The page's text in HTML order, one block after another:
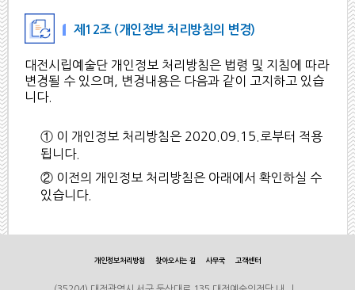
제12조 (개인정보 처리방침의 변경)
대전시립예술단 개인정보 처리방침은 법령 및 지침에 따라
변경될 수 있으며, 변경내용은 다음과 같이 고지하고 있습
니다.
① 이 개인정보 처리방침은 2020.09.15.로부터 적용
됩니다.
② 이전의 개인정보 처리방침은 아래에서 확인하실 수
있습니다.
개인정보처리방침 찾아오시는 길 사무국 고객센터